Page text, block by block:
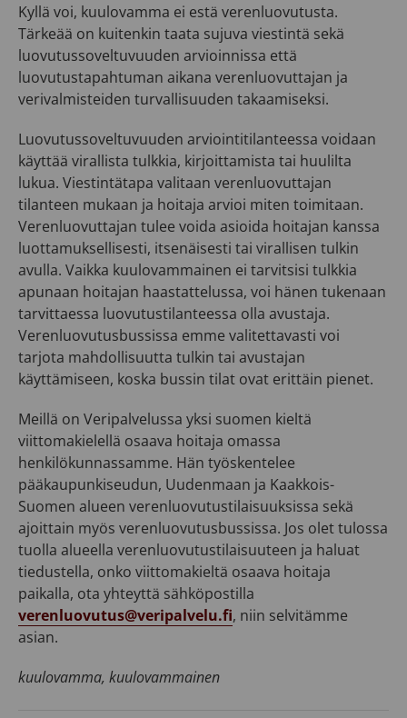
Kyllä voi, kuulovamma ei estä verenluovutusta.
Tärkeää on kuitenkin taata sujuva viestintä sekä
luovutussoveltuvuuden arvioinnissa että
luovutustapahtuman aikana verenluovuttajan ja
verivalmisteiden turvallisuuden takaamiseksi.
Luovutussoveltuvuuden arviointitilanteessa voidaan
käyttää virallista tulkkia, kirjoittamista tai huulilta
lukua. Viestintätapa valitaan verenluovuttajan
tilanteen mukaan ja hoitaja arvioi miten toimitaan.
Verenluovuttajan tulee voida asioida hoitajan kanssa
luottamuksellisesti, itsenäisesti tai virallisen tulkin
avulla. Vaikka kuulovammainen ei tarvitsisi tulkkia
apunaan hoitajan haastattelussa, voi hänen tukenaan
tarvittaessa luovutustilanteessa olla avustaja.
Verenluovutusbussissa emme valitettavasti voi
tarjota mahdollisuutta tulkin tai avustajan
käyttämiseen, koska bussin tilat ovat erittäin pienet.
Meillä on Veripalvelussa yksi suomen kieltä
viittomakielellä osaava hoitaja omassa
henkilökunnassamme. Hän työskentelee
pääkaupunkiseudun, Uudenmaan ja Kaakkois-
Suomen alueen verenluovutustilaisuuksissa sekä
ajoittain myös verenluovutusbussissa. Jos olet tulossa
tuolla alueella verenluovutustilaisuuteen ja haluat
tiedustella, onko viittomakieltä osaava hoitaja
paikalla, ota yhteyttä sähköpostilla
verenluovutus@veripalvelu.fi, niin selvitämme
asian.
kuulovamma, kuulovammainen